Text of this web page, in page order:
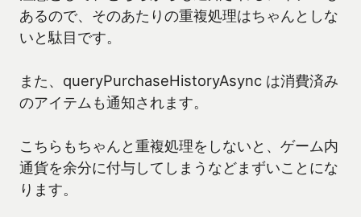
あるので、そのあたりの重複処理はちゃんとしな
いと駄目です。
また、queryPurchaseHistoryAsync は消費済み
のアイテムも通知されます。
こちらもちゃんと重複処理をしないと、ゲーム内
通貨を余分に付与してしまうなどまずいことにな
ります。